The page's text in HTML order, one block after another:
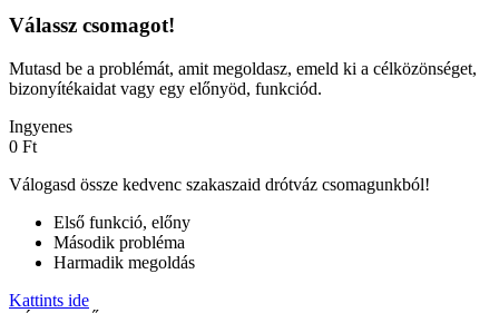
Válassz csomagot!
Mutasd be a problémát, amit megoldasz, emeld ki a célközönséget,
bizonyítékaidat vagy egy előnyöd, funkciód.
Ingyenes
0 Ft
Válogasd össze kedvenc szakaszaid drótváz csomagunkból!
Első funkció, előny
Második probléma
Harmadik megoldás
Kattints ide